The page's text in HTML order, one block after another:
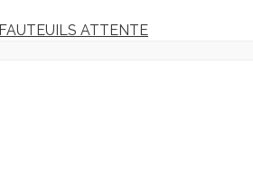
FAUTEUILS ATTENTE